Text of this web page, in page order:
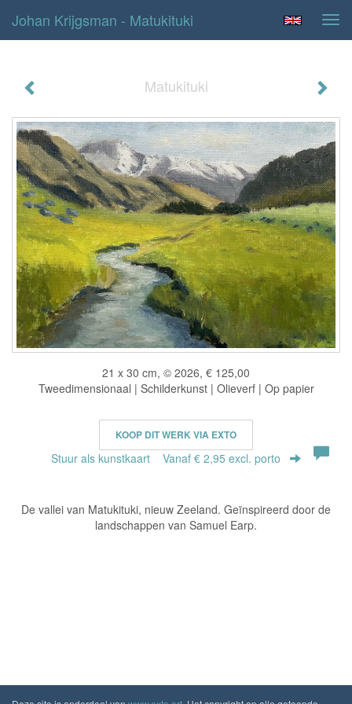
Johan Krijgsman - Matukituki
Matukituki
21 x 30 cm, © 2026, € 125,00
Tweedimensionaal | Schilderkunst | Olieverf | Op papier
KOOP DIT WERK VIA EXTO
Stuur als kunstkaart Vanaf € 2,95 excl. porto
De vallei van Matukituki, nieuw Zeeland. Geïnspireerd door de
landschappen van Samuel Earp.